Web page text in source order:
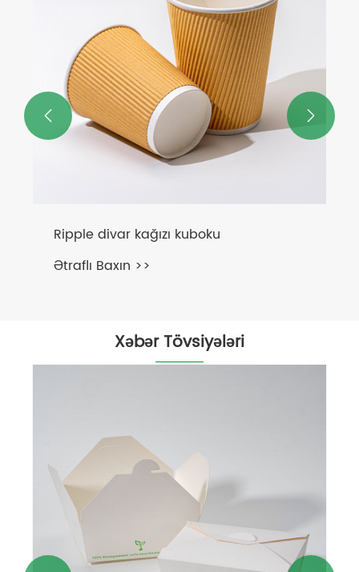
Ripple divar kağızı kuboku
Ətraflı Baxın >>
 
Xəbər Tövsiyələri